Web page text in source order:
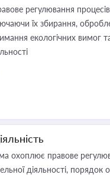
регулювання
їх збирання,
екологічних вимог
охоплює правове
діяльності, порядок